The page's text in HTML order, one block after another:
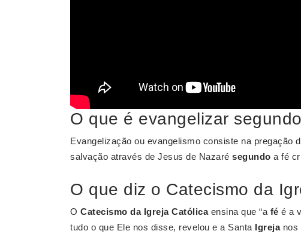
O que é evangelizar
Evangelização ou evangelismo consiste na pregação
salvação através de Jesus de Nazaré segundo a fé
O que diz o Catecismo da
O Catecismo da Igreja Católicaensina que “a fé é a
tudo o que Ele nos disse, revelou e a Santa Igrejanos